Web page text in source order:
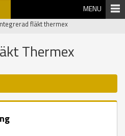
MENU
fläkt thermex
Thermex